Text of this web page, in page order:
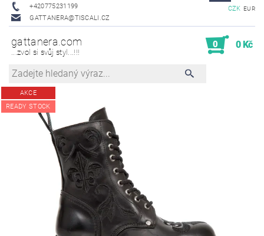
+420775231199
GATTANERA@TISCALI.CZ
CZK EUR
gattanera.com
...zvol si svůj styl...!!!
0 0 Kč
AKCE
READY STOCK